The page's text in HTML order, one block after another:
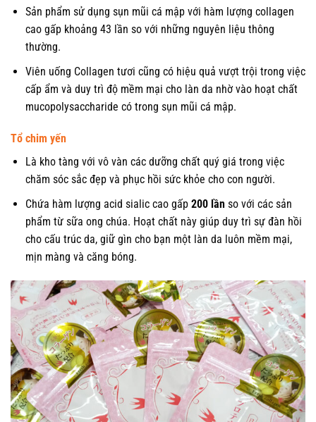
Sản phẩm sử dụng sụn mũi cá mập với hàm lượng collagen
cao gấp khoảng 43 lần so với những nguyên liệu thông
thường.
Viên uống Collagen tươi cũng có hiệu quả vượt trội trong việc
cấp ẩm và duy trì độ mềm mại cho làn da nhờ vào hoạt chất
mucopolysaccharide có trong sụn mũi cá mập.
Tổ chim yến
Là kho tàng với vô vàn các dưỡng chất quý giá trong việc
chăm sóc sắc đẹp và phục hồi sức khỏe cho con người.
Chứa hàm lượng acid sialic cao gấp 200 lần so với các sản
phẩm từ sữa ong chúa. Hoạt chất này giúp duy trì sự đàn hồi
cho cấu trúc da, giữ gìn cho bạn một làn da luôn mềm mại,
mịn màng và căng bóng.